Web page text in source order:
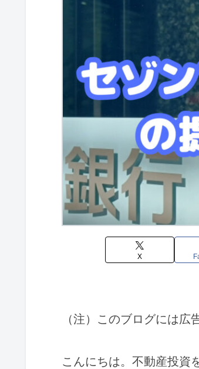
X
（注）このブログには広
こんにちは。不動産投資